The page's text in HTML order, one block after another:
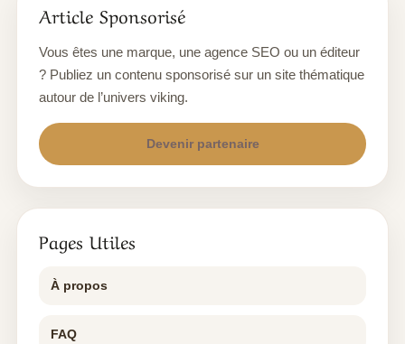
Article Sponsorisé
Vous êtes une marque, une agence SEO ou un éditeur
? Publiez un contenu sponsorisé sur un site thématique
autour de l’univers viking.
Devenir partenaire
Pages Utiles
À propos
FAQ